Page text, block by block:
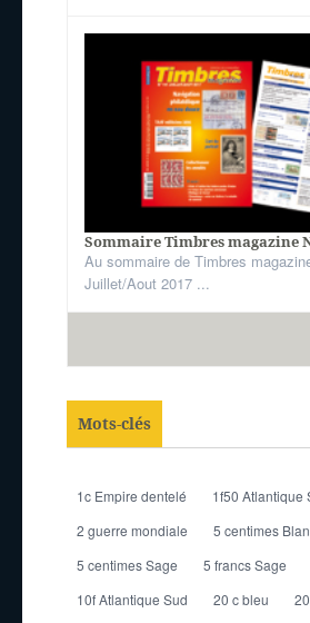
Sommaire Timbres magazine
Au sommaire de Timbres
Juillet/Aout 2017 ...
Mots-clés
1c Empire dentelé
1f50 Atlantique
2 guerre mondiale
5 centimes
5 centimes Sage
5 francs Sage
10f Atlantique Sud
20 c bleu